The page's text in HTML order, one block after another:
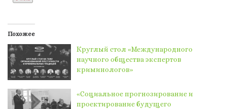
Похожее
Круглый стол «Международного
научного общества экспертов
криминологов»
«Социальное прогнозирование и
проектирование будущего